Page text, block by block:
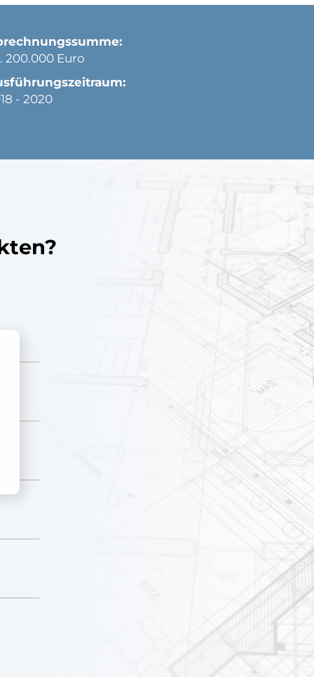
200.000 Euro
- 2020